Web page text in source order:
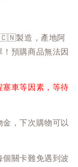
🇨🇳製造，產地阿
預購商品無法因
車等因素，等待
，下次購物可以
關卡難免遇到波